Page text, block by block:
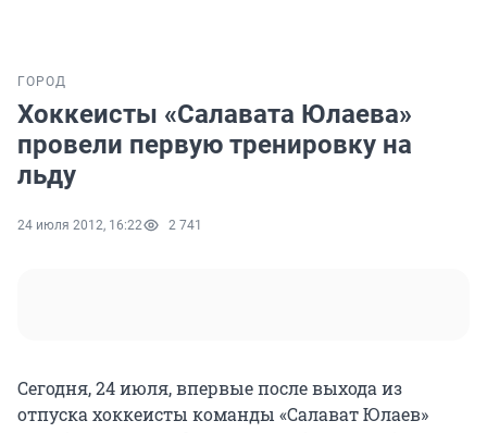
ГОРОД
Хоккеисты «Салавата Юлаева»
провели первую тренировку на
льду
24 июля 2012, 16:22 2 741
Сегодня, 24 июля, впервые после выхода из
отпуска хоккеисты команды «Салават Юлаев»